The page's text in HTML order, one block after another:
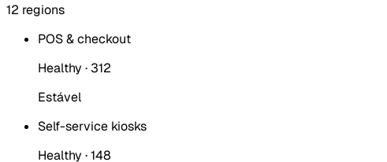
12 regions
POS & checkout
Healthy · 312
Estável
Self-service kiosks
Healthy · 148